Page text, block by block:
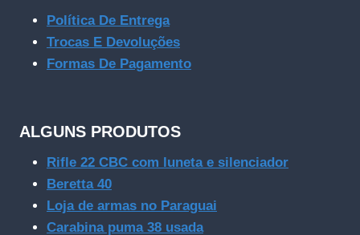
Política De Entrega
Trocas E Devoluções
Formas De Pagamento
ALGUNS PRODUTOS
Rifle 22 CBC com luneta e silenciador
Beretta 40
Loja de armas no Paraguai
Carabina puma 38 usada